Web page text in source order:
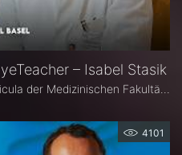
– Isabel Stasik
4101